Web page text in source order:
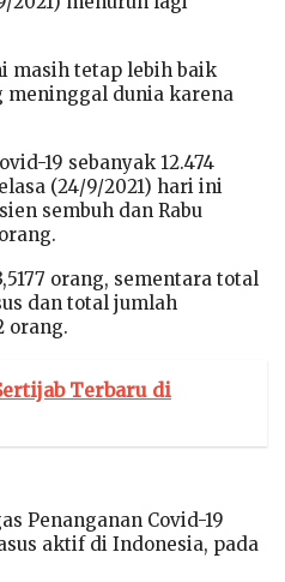
masih tetap lebih baik
meninggal dunia karena
19 sebanyak 12.474
(24/9/2021) hari ini
sembuh dan Rabu
orang, sementara total
dan total jumlah
orang.
Terbaru di
Penanganan Covid-19
aktif di Indonesia, pada